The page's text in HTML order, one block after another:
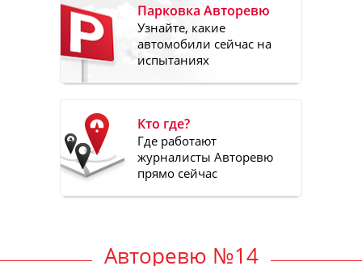
Парковка Авторевю
Узнайте, какие
автомобили сейчас на
испытаниях
Кто где?
Где работают
журналисты Авторевю
прямо сейчас
Авторевю №14